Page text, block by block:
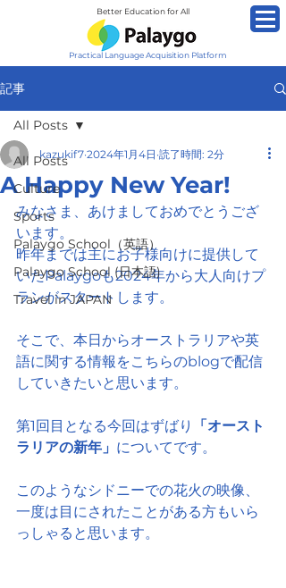
Better Education for All
Practical Language Acquisition Platform
記事
All Posts
Culture
Sports
Palaygo School（英語）
Palaygo School (日本語)
Travel in JAPAN
All Posts
A Happy New Year!
kazukif7 2024年1月4日 読了時間: 2分
みなさま、あけましておめでとうござ
います。
昨年までは主にお子様向けに提供して
いたPalaygoも2024年から大人向けプ
ランがスタートします。
そこで、本日からオーストラリアや英
語に関する情報をこちらのblogで配信
していきたいと思います。
第1回目となる今回はずばり
「オースト
ラリアの新年」 についてです。
このようなシドニーでの花火の映像、
一度は目にされたことがある方もいら
っしゃると思います。